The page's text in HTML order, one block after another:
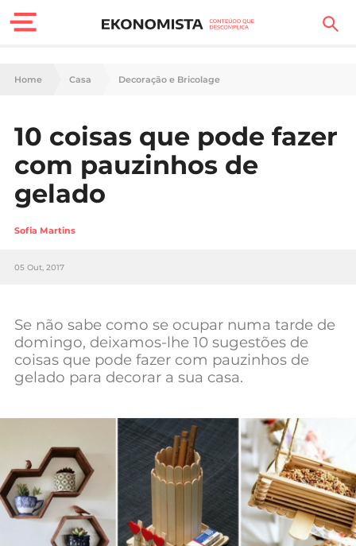
Finanças Pessoais
Carreira
Casa
Lifestyle
Sociedade
Negócios
Mundial 2026
Home Casa Decoração e Bricolage
10 coisas que pode fazer
com pauzinhos de
gelado
Sofia Martins
05 Out, 2017
Se não sabe como se ocupar numa tarde de
domingo, deixamos-lhe 10 sugestões de
coisas que pode fazer com pauzinhos de
gelado para decorar a sua casa.